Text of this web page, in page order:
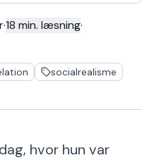
·18 min. læsning·
socialrealisme
hvor hun var